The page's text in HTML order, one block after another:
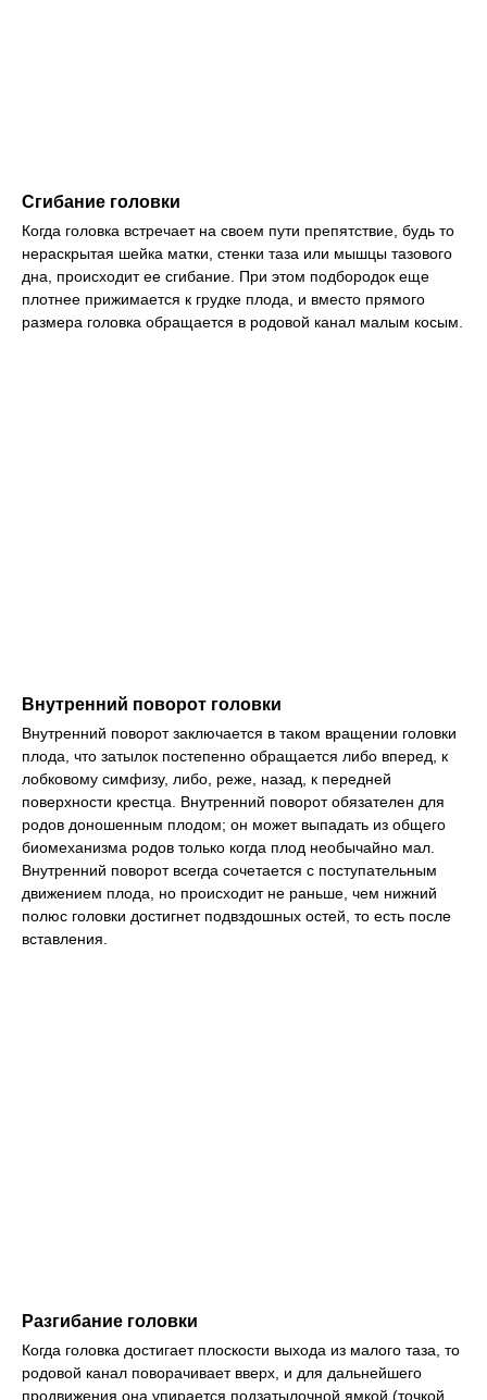
Сгибание головки
Когда головка встречает на своем пути препятствие, будь то
нераскрытая шейка матки, стенки таза или мышцы тазового
дна, происходит ее сгибание. При этом подбородок еще
плотнее прижимается к грудке плода, и вместо прямого
размера головка обращается в родовой канал малым косым.
Внутренний поворот головки
Внутренний поворот заключается в таком вращении головки
плода, что затылок постепенно обращается либо вперед, к
лобковому симфизу, либо, реже, назад, к передней
поверхности крестца. Внутренний поворот обязателен для
родов доношенным плодом; он может выпадать из общего
биомеханизма родов только когда плод необычайно мал.
Внутренний поворот всегда сочетается с поступательным
движением плода, но происходит не раньше, чем нижний
полюс головки достигнет подвздошных остей, то есть после
вставления.
Разгибание головки
Когда головка достигает плоскости выхода из малого таза, то
родовой канал поворачивает вверх, и для дальнейшего
продвижения она упирается подзатылочной ямкой (точкой